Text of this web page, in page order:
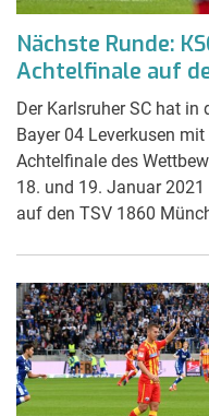
Nächste Runde:
Achtelfinale auf
Der Karlsruher SC hat in
Bayer 04 Leverkusen
Achtelfinale des
18. und 19. Januar
auf den TSV 1860